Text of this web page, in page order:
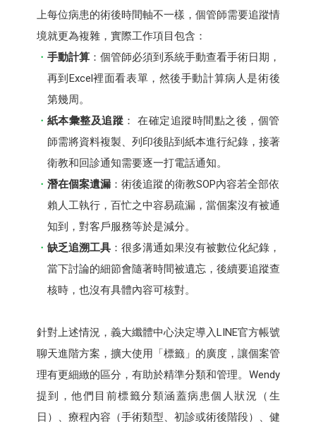
上每位病患的術後時間軸不一樣，個管師需要追蹤情
境就更為複雜，實際工作項目包含：
手動計算：個管師必須到系統手動查看手術日期，
再到Excel裡面看表單，然後手動計算病人是術後
第幾周。
紙本彙整及追蹤 ： 在確定追蹤時間點之後，個管
師需將資料複製、列印後貼到紙本進行紀錄，接著
衛教和回診通知需要逐一打電話通知。
潛在個案遺漏 ：術後追蹤的衛教SOP內容若全部依
賴人工執行，百忙之中容易疏漏，當個案沒有被通
知到，對客戶服務等於是減分。
缺乏追溯工具：很多溝通如果沒有被數位化紀錄，
當下討論的細節會隨著時間被遺忘，後續要追蹤查
核時，也沒有具體內容可核對。
針對上述情況，義大纖體中心決定導入LINE官方帳號
聊天進階方案，擴大使用「標籤」的廣度，讓個案管
理有更細緻的區分，有助於精準分類和管理。Wendy
提到，他們目前標籤分類涵蓋病患個人狀況（生
日）、療程內容（手術類型、初診或術後階段）、健